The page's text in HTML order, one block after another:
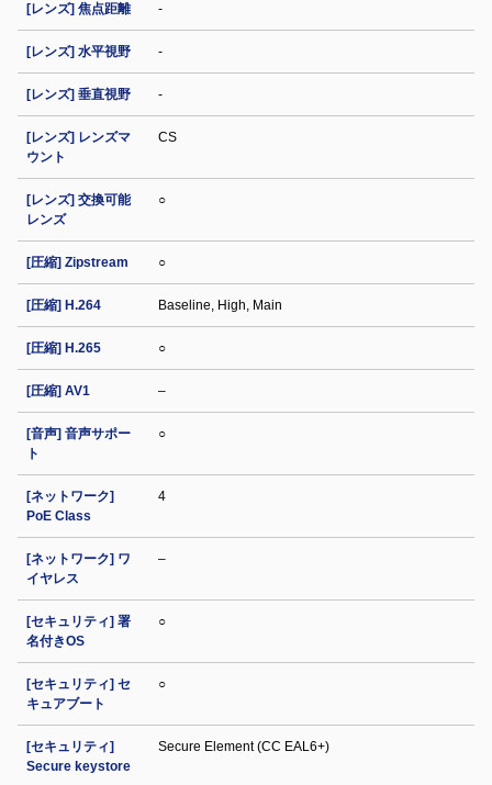
[レンズ] 焦点距離 -
[レンズ] 水平視野 -
[レンズ] 垂直視野 -
[レンズ] レンズマ
ウント
CS
[レンズ] 交換可能
レンズ
○
[圧縮] Zipstream ○
[圧縮] H.264 Baseline, High, Main
[圧縮] H.265 ○
[圧縮] AV1 –
[音声] 音声サポー
ト
○
[ネットワーク]
PoE Class
4
[ネットワーク] ワ
イヤレス
–
[セキュリティ] 署
名付きOS
○
[セキュリティ] セ
キュアブート
○
[セキュリティ]
Secure keystore
Secure Element (CC EAL6+)